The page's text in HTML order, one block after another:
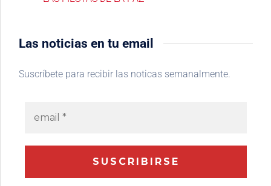
Las noticias en tu email
Suscríbete para recibir las noticas semanalmente.